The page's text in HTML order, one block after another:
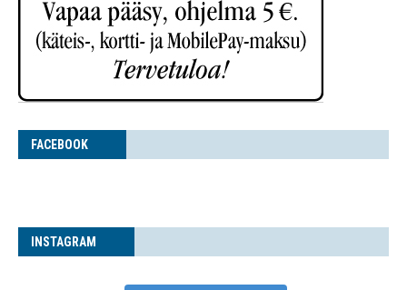
FACE­BOOK
INS­TA­GRAM